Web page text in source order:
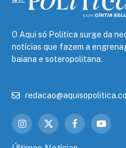
O Aqui só Política surge da
notícias que fazem a
baiana e soteropolitana.
Instagram
X
Facebook